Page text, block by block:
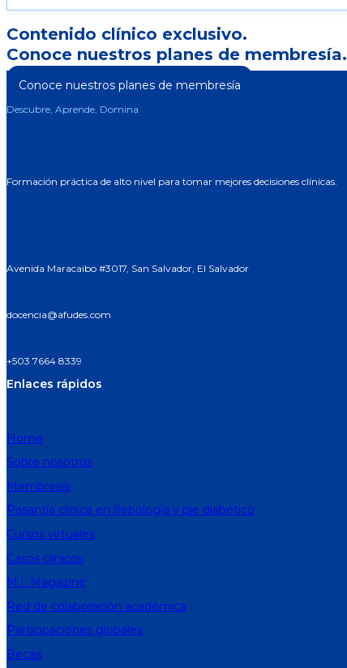
Contenido clínico exclusivo.
Conoce nuestros planes de membresía.
Conoce nuestros planes de membresía
Descubre, Aprende, Domina
Formación práctica de alto nivel para tomar mejores decisiones clínicas.
Avenida Maracaibo #3017, San Salvador, El Salvador
docencia@afudes.com
+503 7664 8339
Enlaces rápidos
Home
Sobre nosotros
Membresía
Pasantía clínica en flebología y pie diabético
Cursos virtuales
Casos clínicos
M.I. Magazine
Red de colaboración académica
Participaciones globales
Becas